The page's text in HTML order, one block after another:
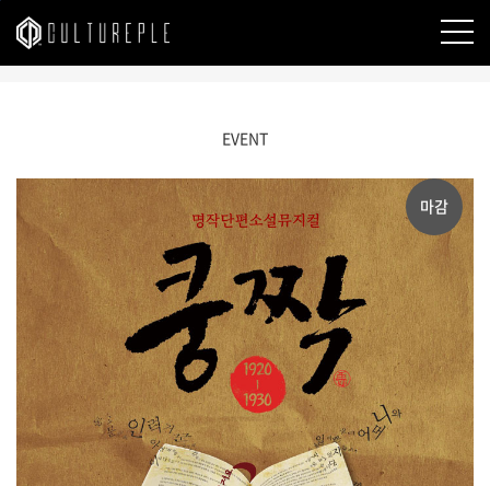
본문바로가기
EVENT
마감